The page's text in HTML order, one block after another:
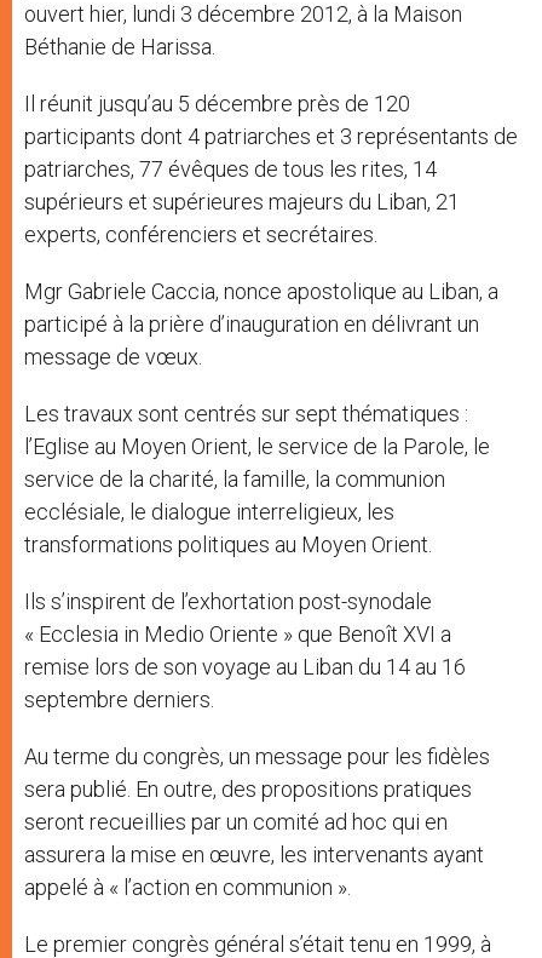
ouvert hier, lundi 3 décembre 2012, à la Maison
Béthanie de Harissa.
Il réunit jusqu’au 5 décembre près de 120
participants dont 4 patriarches et 3 représentants de
patriarches, 77 évêques de tous les rites, 14
supérieurs et supérieures majeurs du Liban, 21
experts, conférenciers et secrétaires.
Mgr Gabriele Caccia, nonce apostolique au Liban, a
participé à la prière d’inauguration en délivrant un
message de vœux.
Les travaux sont centrés sur sept thématiques :
l’Eglise au Moyen Orient, le service de la Parole, le
service de la charité, la famille, la communion
ecclésiale, le dialogue interreligieux, les
transformations politiques au Moyen Orient.
Ils s’inspirent de l’exhortation post-synodale
« Ecclesia in Medio Oriente » que Benoît XVI a
remise lors de son voyage au Liban du 14 au 16
septembre derniers.
Au terme du congrès, un message pour les fidèles
sera publié. En outre, des propositions pratiques
seront recueillies par un comité ad hoc qui en
assurera la mise en œuvre, les intervenants ayant
appelé à « l’action en communion ».
Le premier congrès général s’était tenu en 1999, à